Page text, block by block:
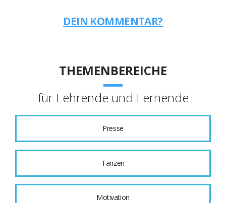
DEIN KOMMENTAR?
THEMENBEREICHE
für Lehrende und Lernende
Presse
Tanzen
Motivation